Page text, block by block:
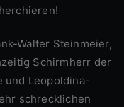
Schirmherr der
und Leopoldina-
schrecklichen